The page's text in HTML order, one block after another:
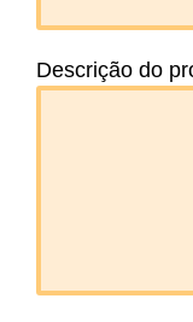
Descrição do